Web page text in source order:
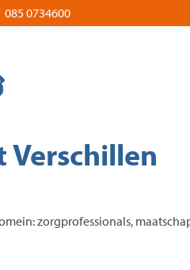
085 0734600
Verschillen
zorgprofessionals,